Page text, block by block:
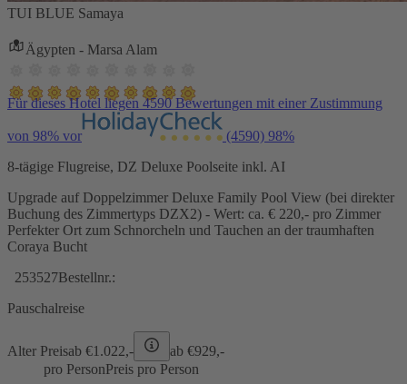
TUI BLUE Samaya
Ägypten - Marsa Alam
Für dieses Hotel liegen 4590 Bewertungen mit einer Zustimmung
von 98% vor (4590) 98%
8-tägige Flugreise, DZ Deluxe Poolseite inkl. AI
Upgrade auf Doppelzimmer Deluxe Family Pool View (bei direkter
Buchung des Zimmertyps DZX2) - Wert: ca. € 220,- pro Zimmer
Perfekter Ort zum Schnorcheln und Tauchen an der traumhaften
Coraya Bucht
253527Bestellnr.:
Pauschalreise
Alter Preisab €1.022,- ab €929,-
pro PersonPreis pro Person